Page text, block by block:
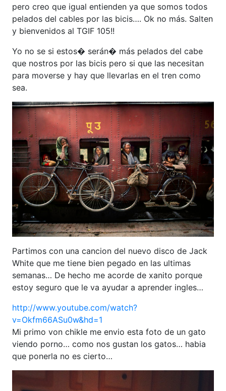
pero creo que igual entienden ya que somos todos
pelados del cables por las bicis…. Ok no más. Salten
y bienvenidos al TGIF 105!!
Yo no se si estos� serán� más pelados del cabe
que nostros por las bicis pero si que las necesitan
para moverse y hay que llevarlas en el tren como
sea.
Partimos con una cancion del nuevo disco de Jack
White que me tiene bien pegado en las ultimas
semanas… De hecho me acorde de xanito porque
estoy seguro que le va ayudar a aprender ingles…
http://www.youtube.com/watch?
v=Okfm66ASu0w&hd=1
Mi primo von chikle me envio esta foto de un gato
viendo porno… como nos gustan los gatos… habia
que ponerla no es cierto…